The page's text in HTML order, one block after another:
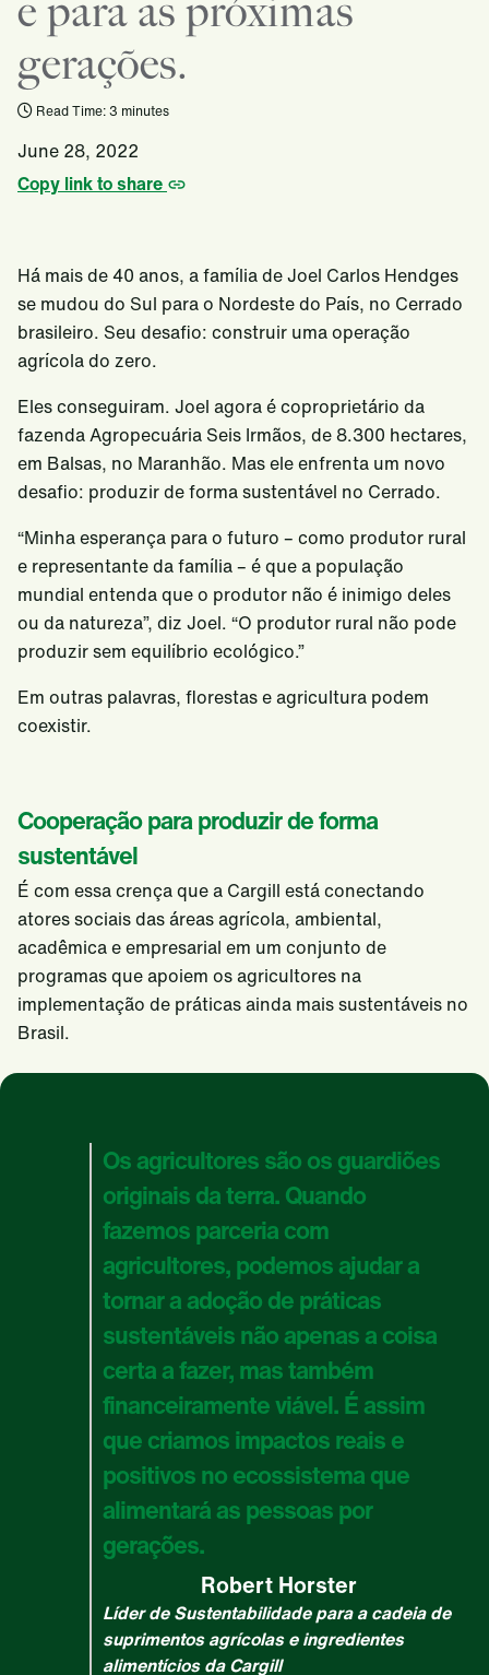
e para as próximas
gerações.
Read Time: 3 minutes
June 28, 2022
Copy link to share
Há mais de 40 anos, a família de Joel Carlos Hendges
se mudou do Sul para o Nordeste do País, no Cerrado
brasileiro. Seu desafio: construir uma operação
agrícola do zero.
Eles conseguiram. Joel agora é coproprietário da
fazenda Agropecuária Seis Irmãos, de 8.300 hectares,
em Balsas, no Maranhão. Mas ele enfrenta um novo
desafio: produzir de forma sustentável no Cerrado.
“Minha esperança para o futuro – como produtor rural
e representante da família – é que a população
mundial entenda que o produtor não é inimigo deles
ou da natureza”, diz Joel. “O produtor rural não pode
produzir sem equilíbrio ecológico.”
Em outras palavras, florestas e agricultura podem
coexistir.
Cooperação para produzir de forma
sustentável
É com essa crença que a Cargill está conectando
atores sociais das áreas agrícola, ambiental,
acadêmica e empresarial em um conjunto de
programas que apoiem os agricultores na
implementação de práticas ainda mais sustentáveis no
Brasil.
Os agricultores são os guardiões
originais da terra. Quando
fazemos parceria com
agricultores, podemos ajudar a
tornar a adoção de práticas
sustentáveis não apenas a coisa
certa a fazer, mas também
financeiramente viável. É assim
que criamos impactos reais e
positivos no ecossistema que
alimentará as pessoas por
gerações.
Robert Horster
Líder de Sustentabilidade para a cadeia de
suprimentos agrícolas e ingredientes
alimentícios da Cargill